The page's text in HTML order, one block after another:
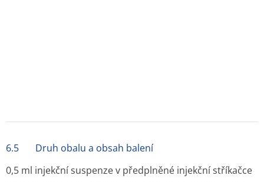
zlikvidován v souladu s místními požadavky.